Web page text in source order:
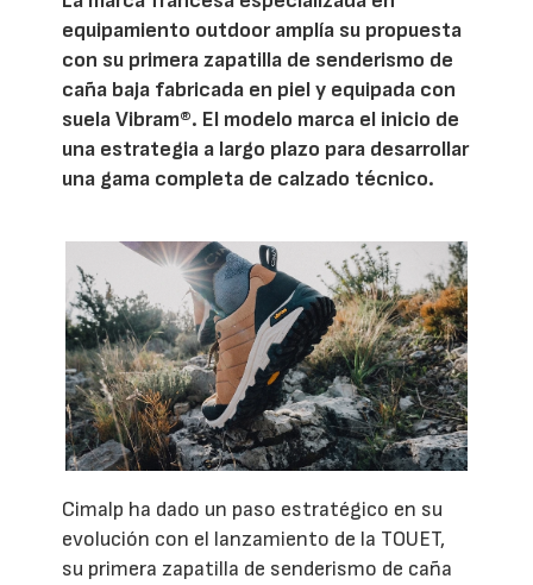
equipamiento outdoor amplía su propuesta
con su primera zapatilla de senderismo de
caña baja fabricada en piel y equipada con
suela Vibram®. El modelo marca el inicio de
una estrategia a largo plazo para desarrollar
una gama completa de calzado técnico.
Cimalp ha dado un paso estratégico en su
evolución con el lanzamiento de la TOUET,
su primera zapatilla de senderismo de caña